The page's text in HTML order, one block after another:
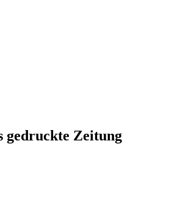
gedruckte Zeitung